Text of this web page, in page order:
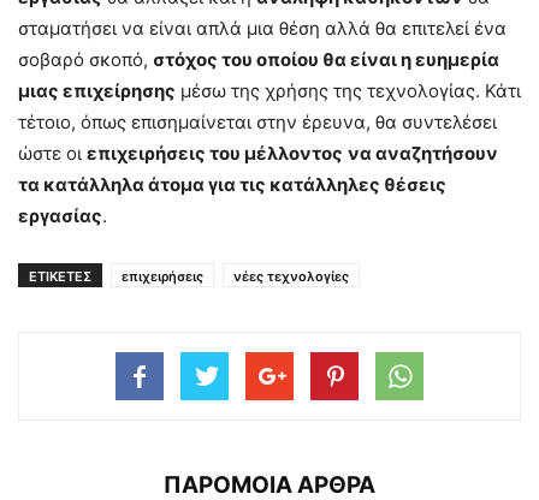
σταματήσει να είναι απλά μια θέση αλλά θα επιτελεί ένα
σοβαρό σκοπό, στόχος του οποίου θα είναι η ευημερία
μιας επιχείρησης μέσω της χρήσης της τεχνολογίας. Κάτι
τέτοιο, όπως επισημαίνεται στην έρευνα, θα συντελέσει
ώστε οι επιχειρήσεις του μέλλοντος να αναζητήσουν
τα κατάλληλα άτομα για τις κατάλληλες θέσεις
εργασίας.
ΕΤΙΚΕΤΕΣ επιχειρήσεις νέες τεχνολογίες
ΠΑΡΟΜΟΙΑ ΑΡΘΡΑ